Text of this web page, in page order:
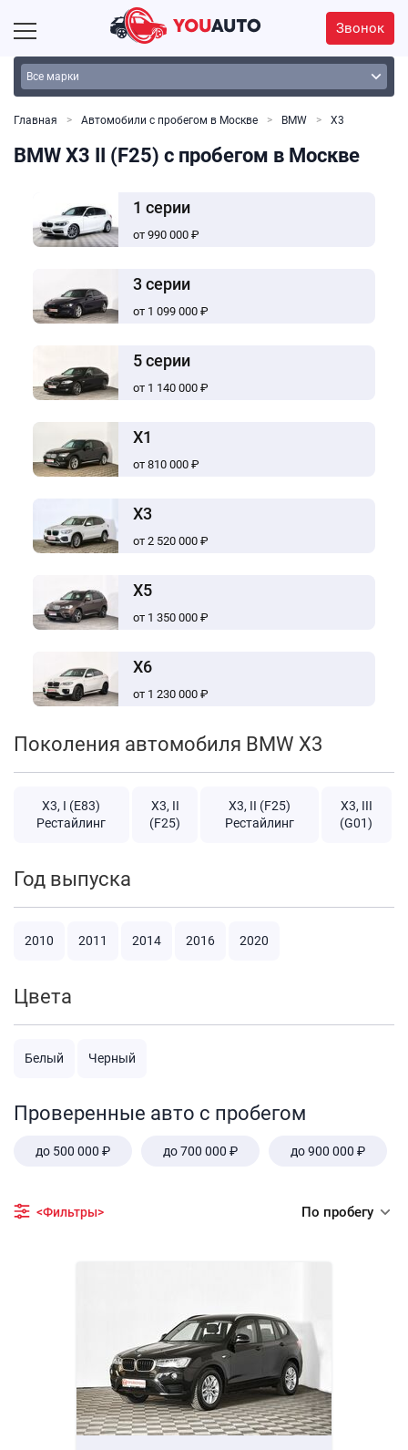
Звонок
Главная Автомобили с пробегом в Москве BMW Х3
BMW X3 II (F25) с пробегом в Москве
1 серии
от 990 000 ₽
3 серии
от 1 099 000 ₽
5 серии
от 1 140 000 ₽
X1
от 810 000 ₽
X3
от 2 520 000 ₽
X5
от 1 350 000 ₽
X6
от 1 230 000 ₽
Поколения автомобиля BMW X3
X3, I (E83)
Рестайлинг
X3, II
(F25)
X3, II (F25)
Рестайлинг
X3, III
(G01)
Год выпуска
2010 2011 2014 2016 2020
Цвета
Белый Черный
Проверенные авто с пробегом
до 500 000 ₽ до 700 000 ₽ до 900 000 ₽
<Фильтры> По пробегу